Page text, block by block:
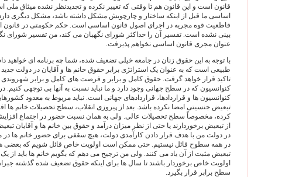
قانون است و این قانون هم تا وقتی که تغییر نکرده و تجدیدنظر نشده میثاق ملی
اساسی ما قبل از اینکه ساختار و چارچوبش مشکل داشته باشد، مشکل دیگری
قاطعیت قوه مجریه در اجرای اصول قانون اساسی است. حکم حکومتی در
بینی نشده است. تفسیر آن را حداکثر شورای نگهبان می کند، من تفسیر شورای
عنوان مجری قانون اساسی نخواهم پذیرفت.
با توجه به این حقوق زنان در جامعه خیلی تضعیف شده، شما چه برنامه ای خواهید
طبیعی است که به عنوان یک استراتژی برابر حقوق خانم ها و آقایان در دولت
تاکید قرار خواهد گرفت. حقوق کامل و برابر و فرصت های کامل و برابر
کنوانسیون که در سطح جهانی وجود دارد و ما نباید نسبت به آنها بی توجهی کنیم.
کنوانسیون ها و قراردادها، قراردادهای جهانی است. نباید مربوط به معدود
تبعیض جنسیتی امضا نکرده باشد. بعد از پیروزی انقلاب، سطح تحصیلات خانم ها
کرده، مخصوصاً سطح تحصیلات عالی. ولی به همان نسبت حضور در اجتماع افزایش
از تبعیض برخوردارند یا حتی از نظر میزان درآمد و حقوق بین خانم ها و آقایان
در دولت من با هدف قرار دادن کارآمدی دولت، هیچ سقفی برای حضور خانم ها در
در همه سطوح قائل نیستیم. حتی ممکن است اولویت خاص قائل شویم که بعضی
تبعیض مثبت از آن یاد می کنند. ولی من ترجیح می دهم که بگویم خانم ها باید از یک
اولویت خاص برخوردار باشند تا سال ها برای اینکه حقوق تضعیف شده گذشته
سطح برابر قرار بگیرد.